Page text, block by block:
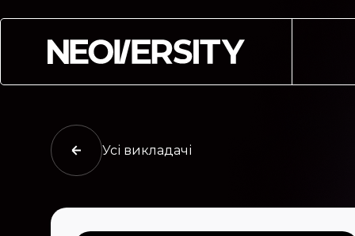
Усі викладачі